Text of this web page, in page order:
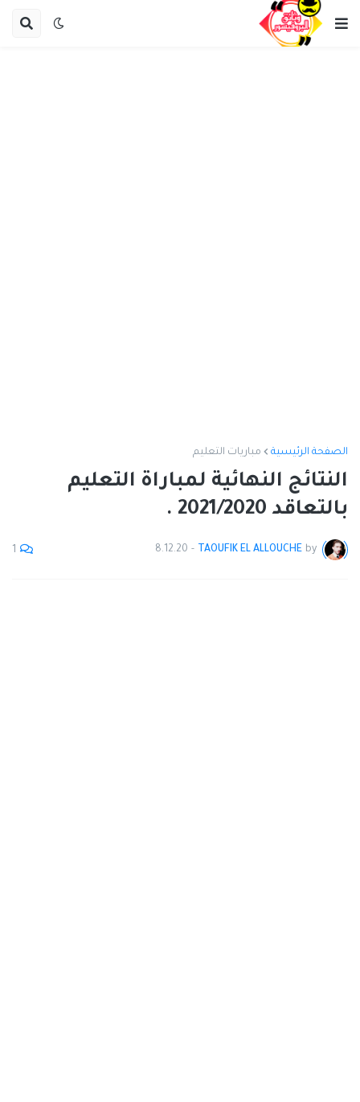
الصفحة الرئيسية مباريات التعليم
النتائج النهائية لمباراة التعليم
بالتعاقد 2021/2020 .
by
TAOUFIK EL ALLOUCHE
-
8.12.20
1